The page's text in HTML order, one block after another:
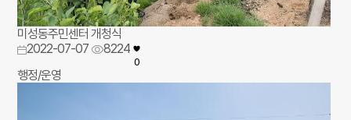
미성동주민센터 개청식
2022-07-07
8224
0
행정/운영